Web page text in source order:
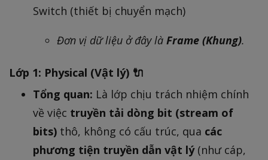
Switch (thiết bị chuyển mạch)
Đơn vị dữ liệu ở đây là Frame (Khung).
Lớp 1: Physical (Vật lý) 🔌
Tổng quan: Là lớp chịu trách nhiệm chính
về việc truyền tải dòng bit (stream of
bits) thô, không có cấu trúc, qua các
phương tiện truyền dẫn vật lý(như cáp,